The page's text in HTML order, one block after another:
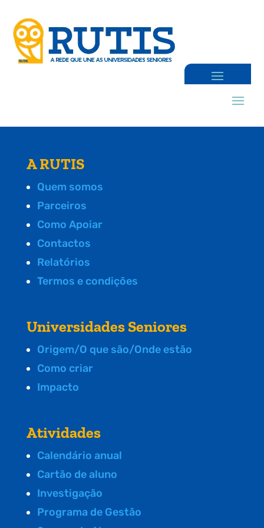
A RUTIS
Quem somos
Parceiros
Como Apoiar
Contactos
Relatórios
Termos e condições
Universidades Seniores
Origem/O que são/Onde estão
Como criar
Impacto
Atividades
Calendário anual
Cartão de aluno
Investigação
Programa de Gestão